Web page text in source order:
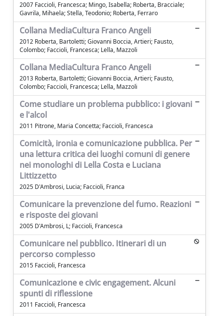
2007 Faccioli, Francesca; Mingo, Isabella; Roberta, Bracciale;
Gavrila, Mihaela; Stella, Teodonio; Roberta, Ferraro
Collana MediaCultura Franco Angeli
2012 Roberta, Bartoletti; Giovanni Boccia, Artieri; Fausto,
Colombo; Faccioli, Francesca; Lella, Mazzoli
Collana MediaCultura Franco Angeli
2013 Roberta, Bartoletti; Giovanni Boccia, Artieri; Fausto,
Colombo; Faccioli, Francesca; Lella, Mazzoli
Come studiare un problema pubblico: i giovani
e l'alcol
2011 Pitrone, Maria Concetta; Faccioli, Francesca
Comicità, ironia e comunicazione pubblica. Per
una lettura critica dei luoghi comuni di genere
nei monologhi di Lella Costa e Luciana
Littizzetto
2025 D'Ambrosi, Lucia; Faccioli, Franca
Comunicare la prevenzione del fumo. Reazioni
e risposte dei giovani
2005 D'Ambrosi, L; Faccioli, Francesca
Comunicare nel pubblico. Itinerari di un
percorso complesso
2015 Faccioli, Francesca
Comunicazione e civic engagement. Alcuni
spunti di riflessione
2011 Faccioli, Francesca